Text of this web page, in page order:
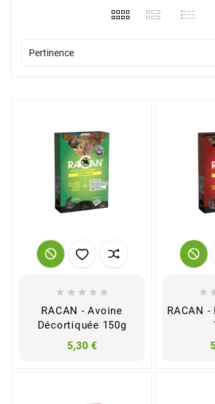
Pertinence
    
RACAN - Avoine
Décortiquée 150g
5,30 €

RACAN